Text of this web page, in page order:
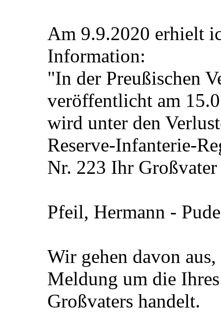
Am 9.9.2020 erhielt
Information:
"In der Preußischen
veröffentlicht am
wird unter den
Reserve-Infanterie-
Nr. 223 Ihr
Pfeil, Hermann -
Wir gehen davon aus,
Meldung um die Ihres
Großvaters handelt.